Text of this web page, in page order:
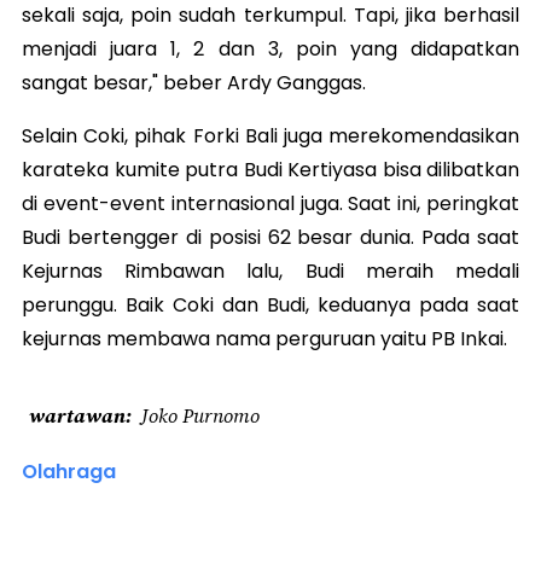
sekali saja, poin sudah terkumpul. Tapi, jika berhasil
menjadi juara 1, 2 dan 3, poin yang didapatkan
sangat besar," beber Ardy Ganggas.
Selain Coki, pihak Forki Bali juga merekomendasikan
karateka kumite putra Budi Kertiyasa bisa dilibatkan
di event-event internasional juga. Saat ini, peringkat
Budi bertengger di posisi 62 besar dunia. Pada saat
Kejurnas Rimbawan lalu, Budi meraih medali
perunggu. Baik Coki dan Budi, keduanya pada saat
kejurnas membawa nama perguruan yaitu PB Inkai.
wartawan Joko Purnomo
Olahraga